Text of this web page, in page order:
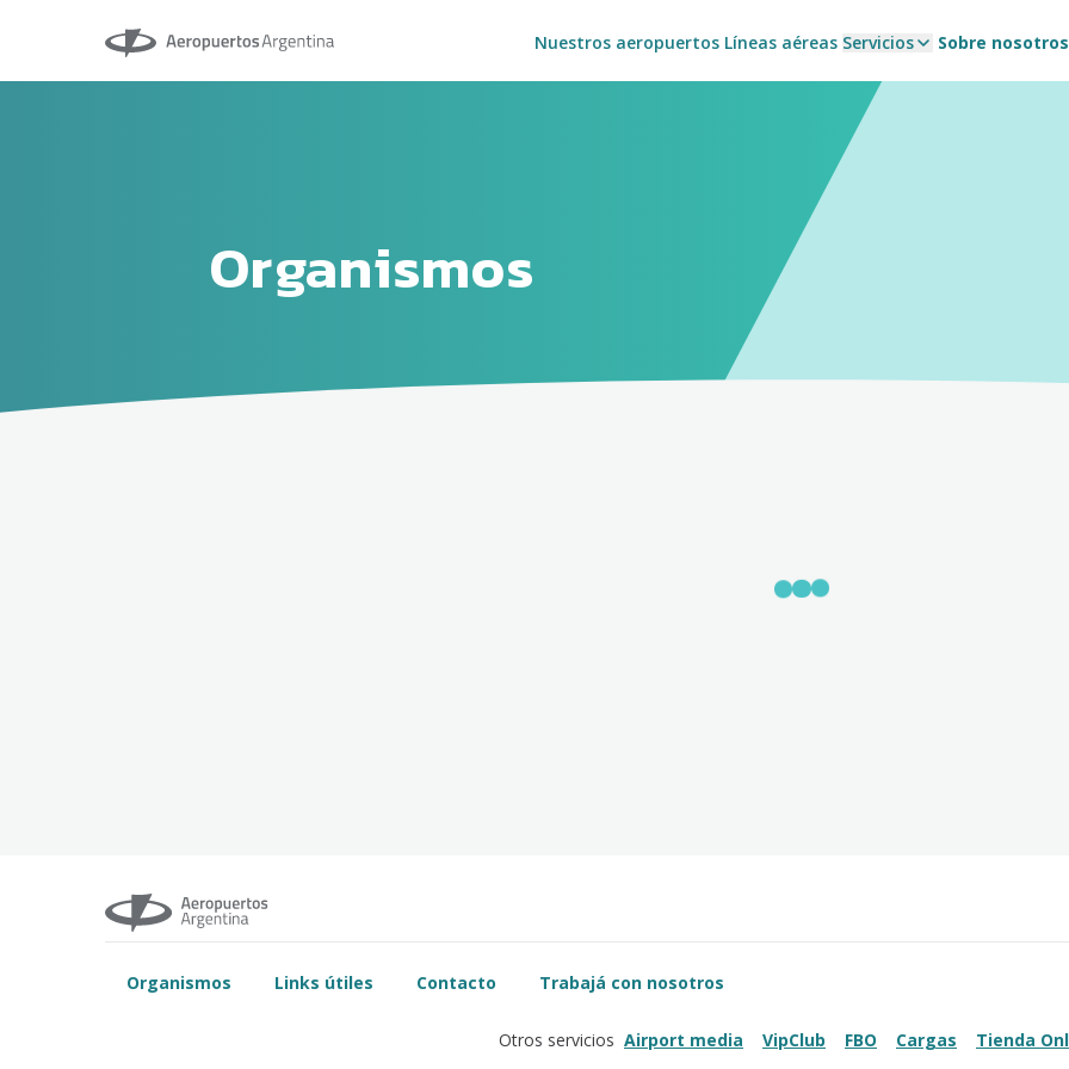
Aeropuertos Argentina Nuestros aeropuertos Líneas aéreas Servicios Sobre nosotros
Organismos
Organismos Links útiles Contacto Trabajá con nosotros
Otros servicios Airport media VipClub FBO Cargas Tienda